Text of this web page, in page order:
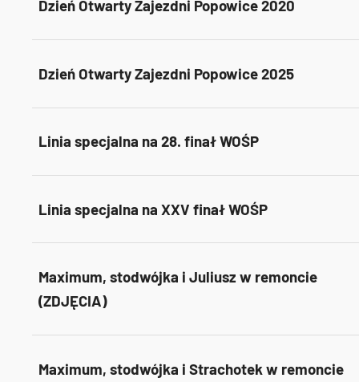
Dzień Otwarty Zajezdni Popowice 2020
Dzień Otwarty Zajezdni Popowice 2025
Linia specjalna na 28. finał WOŚP
Linia specjalna na XXV finał WOŚP
Maximum, stodwójka i Juliusz w remoncie
(ZDJĘCIA)
Maximum, stodwójka i Strachotek w remoncie